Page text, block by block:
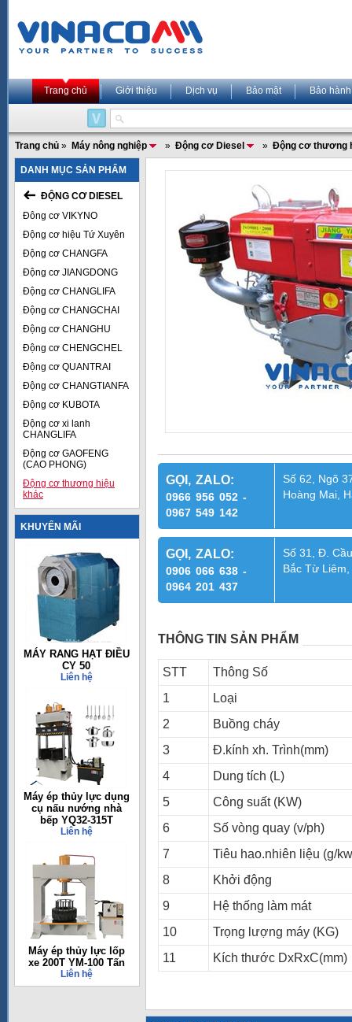
Trang chủ Giới thiệu Dịch vụ Bảo mật Bảo hành
Trang chủ » Máy nông nghiệp » Động cơ Diesel » Động cơ thương
DANH MỤC SẢN PHẨM
ĐỘNG CƠ DIESEL
Đông cơ VIKYNO
Động cơ hiệu Tứ Xuyên
Động cơ CHANGFA
Động cơ JIANGDONG
Động cơ CHANGLIFA
Động cơ CHANGCHAI
Động cơ CHANGHU
Động cơ CHENGCHEL
Động cơ QUANTRAI
Động cơ CHANGTIANFA
Động cơ KUBOTA
Động cơ xi lanh
CHANGLIFA
Động cơ GAOFENG
(CAO PHONG)
Động cơ thương hiệu
khác
KHUYẾN MÃI
MÁY RANG HẠT ĐIỀU
CY 50
Liên hệ
Máy ép thủy lực dụng
cụ nấu nướng nhà
bếp YQ32-315T
Liên hệ
Máy ép thủy lực lốp
xe 200T YM-100 Tấn
Liên hệ
GỌI, ZALO:
0966 956 052 -
0967 549 142
Số 62, Ngõ
Hoàng Mai,
GỌI, ZALO:
0906 066 638 -
0964 201 437
Số 31, Đ.
Bắc Từ
THÔNG TIN SẢN PHẨM
STT
Thông Số
1
Loại
2
Buồng cháy
3
Đ.kính xh. Trình(mm)
4
Dung tích (L)
5
Công suất (KW)
6
Số vòng quay (v/ph)
7
Tiêu hao.nhiên liệu (g/
8
Khởi động
9
Hệ thống làm mát
10
Trọng lượng máy (KG)
11
Kích thước DxRxC(mm)